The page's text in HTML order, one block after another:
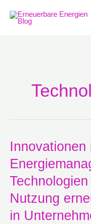
Inhalt
springen
Innovationen
Nutzung
in
Innovationen
im
Energiemanagement:
Technologien
für
die
effiziente